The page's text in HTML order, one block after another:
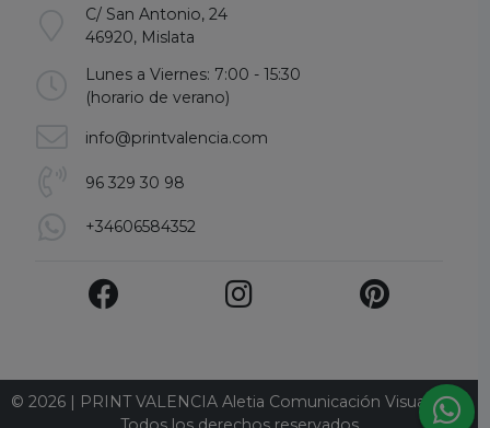
C/ San Antonio, 24
46920, Mislata
Lunes a Viernes: 7:00 - 15:30
(horario de verano)
info@printvalencia.com
96 329 30 98
+34606584352
© 2026 | PRINT VALENCIA Aletia Comunicación Visual S.L. .